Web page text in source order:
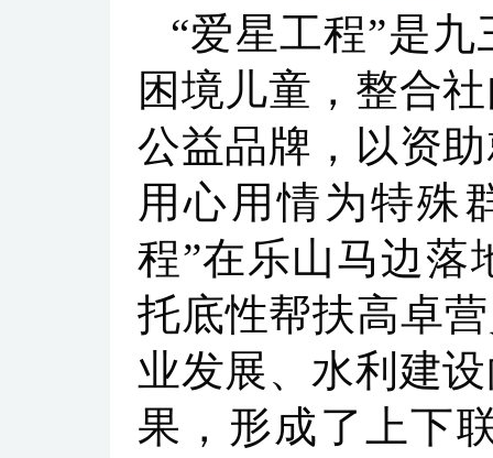
“爱星工程”是
困境儿童，整合
公益品牌，以资
用心用情为特殊
程”在乐山马边落
托底性帮扶高卓
业发展、水利建
果，形成了上下